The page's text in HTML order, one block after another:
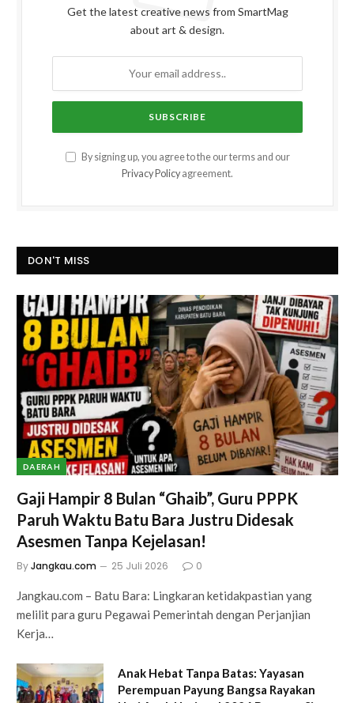
Get the latest creative news from SmartMag
about art & design.
By signing up, you agree to the our terms and our
Privacy Policy agreement.
DON'T MISS
DAERAH
Gaji Hampir 8 Bulan “Ghaib”, Guru PPPK
Paruh Waktu Batu Bara Justru Didesak
Asesmen Tanpa Kejelasan!
ByJangkau.com 25 Juli 2026 0
Jangkau.com – Batu Bara: Lingkaran ketidakpastian yang
melilit para guru Pegawai Pemerintah dengan Perjanjian
Kerja…
Anak Hebat Tanpa Batas: Yayasan
Perempuan Payung Bangsa Rayakan